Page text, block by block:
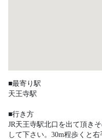
■最寄り駅
天王寺駅
■行き方
JR天王寺駅北口を出て頂き
して下さい。30m程歩くと